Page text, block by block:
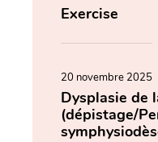
Exercise
20 novembre 2025
Dysplasie de
(dépistage/